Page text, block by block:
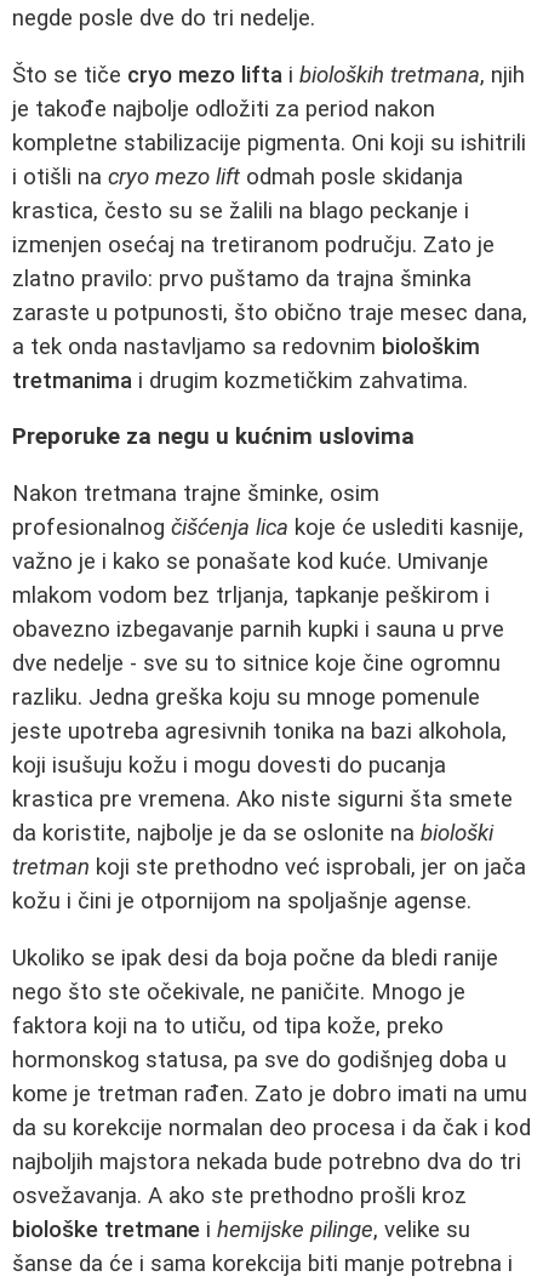
negde posle dve do tri nedelje.
Što se tiče cryo mezo lifta i bioloških tretmana, njih
je takođe najbolje odložiti za period nakon
kompletne stabilizacije pigmenta. Oni koji su ishitrili
i otišli na cryo mezo lift odmah posle skidanja
krastica, često su se žalili na blago peckanje i
izmenjen osećaj na tretiranom području. Zato je
zlatno pravilo: prvo puštamo da trajna šminka
zaraste u potpunosti, što obično traje mesec dana,
a tek onda nastavljamo sa redovnim biološkim
tretmanima i drugim kozmetičkim zahvatima.
Preporuke za negu u kućnim uslovima
Nakon tretmana trajne šminke, osim
profesionalnog čišćenja lica koje će uslediti kasnije,
važno je i kako se ponašate kod kuće. Umivanje
mlakom vodom bez trljanja, tapkanje peškirom i
obavezno izbegavanje parnih kupki i sauna u prve
dve nedelje - sve su to sitnice koje čine ogromnu
razliku. Jedna greška koju su mnoge pomenule
jeste upotreba agresivnih tonika na bazi alkohola,
koji isušuju kožu i mogu dovesti do pucanja
krastica pre vremena. Ako niste sigurni šta smete
da koristite, najbolje je da se oslonite na biološki
tretman koji ste prethodno već isprobali, jer on jača
kožu i čini je otpornijom na spoljašnje agense.
Ukoliko se ipak desi da boja počne da bledi ranije
nego što ste očekivale, ne paničite. Mnogo je
faktora koji na to utiču, od tipa kože, preko
hormonskog statusa, pa sve do godišnjeg doba u
kome je tretman rađen. Zato je dobro imati na umu
da su korekcije normalan deo procesa i da čak i kod
najboljih majstora nekada bude potrebno dva do tri
osvežavanja. A ako ste prethodno prošli kroz
biološke tretmane i hemijske pilinge, velike su
šanse da će i sama korekcija biti manje potrebna i